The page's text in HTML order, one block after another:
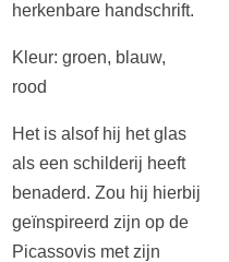
herkenbare handschrift.
Kleur: groen, blauw,
rood
Het is alsof hij het glas
als een schilderij heeft
benaderd. Zou hij hierbij
geïnspireerd zijn op de
Picassovis met zijn